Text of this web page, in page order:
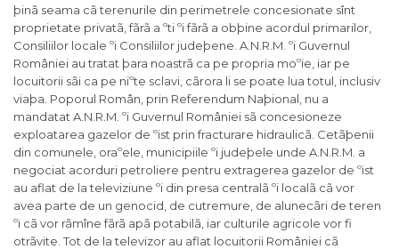
þinã seama cã terenurile din perimetrele concesionate sînt
proprietate privatã, fãrã a ºti ºi fãrã a obþine acordul primarilor,
Consiliilor locale ºi Consiliilor judeþene. A.N.R.M. ºi Guvernul
României au tratat þara noastrã ca pe propria moºie, iar pe
locuitorii sãi ca pe niºte sclavi, cãrora li se poate lua totul, inclusiv
viaþa. Poporul Român, prin Referendum Naþional, nu a
mandatat A.N.R.M. ºi Guvernul României sã concesioneze
exploatarea gazelor de ºist prin fracturare hidraulicã. Cetãþenii
din comunele, oraºele, municipiile ºi judeþele unde A.N.R.M. a
negociat acorduri petroliere pentru extragerea gazelor de ºist
au aflat de la televiziune ºi din presa centralã ºi localã cã vor
avea parte de un genocid, de cutremure, de alunecãri de teren
ºi cã vor rãmîne fãrã apã potabilã, iar culturile agricole vor fi
otrãvite. Tot de la televizor au aflat locuitorii României cã